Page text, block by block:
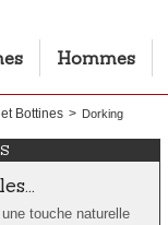
Hommes
Bottines > Dorking
une touche naturelle
touche naturelle